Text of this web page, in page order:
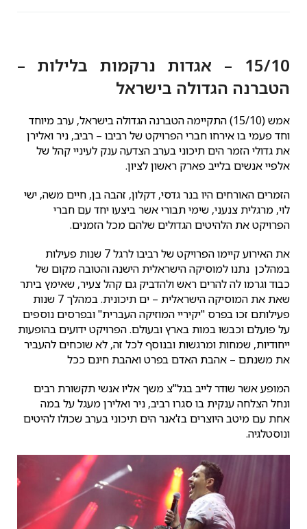
15/10 – אגדות נרקמות בלילות –
הטברנה הגדולה בישראל
אמש (15/10) התקיימה הטברנה הגדולה בישראל, ערב מיוחד
וחד פעמי בו אירחו חברי הפרויקט של רביבו – רביב, ניר ואלירן
את גדולי הזמר הים תיכוני בערב הצדעה ענק לעיניי קהל של
אלפיי אנשים בלייב פארק ראשון לציון.
הזמרים האורחים היו בנר גדסי, דקלון, זהבה בן, חיים משה, ישי
לוי, מרגלית צנעני, שימי תבורי אשר ביצעו יחד עם חברי
הפרויקט את הלהיטים הגדולים שלהם מכל הזמנים.
את האירוע קיימו הפרויקט של רביבו לרגל 7 שנות פעילות
במהלכן נתנו למוסיקה הישראלית הישנה והטובה מקום של
כבוד וגרמו לה להרים ראש ולהדביק גם קהל צעיר, שאימץ ביתר
שאת את המוסיקה הישראלית – ים תיכונית. במהלך 7 שנות
פעילותם זכו בפרס "יקיריי המוזיקה העברית" ובפרסים נוספים
על פועלם וכבשו במות בארץ ובעולם. הפרויקט ידועים בהופעות
ייחודיות, שמחות ומרגשות ובנוסף לכל זה, לא שוכחים להעביר
את משנתם – אהבת האדם בפרט ואהבת חינם ככל
המופע אשר שודר לייב בגל"צ משך אליו אנשי תקשורת רבים
ונחל הצלחה ענקית בו סגרו רביב, ניר ואלירן מעגל על במה
אחת עם מיטב היוצרים בז'אנר הים תיכוני בערב שכולו להיטים
ונוסטלגיה.